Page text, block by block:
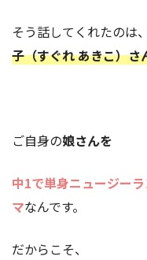
そう話してくれたのは、
子（すぐれ あきこ）さ
ご自身の娘さんを
中1で単身ニュージー
マなんです。
だからこそ、